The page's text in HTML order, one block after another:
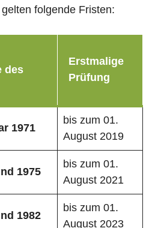
folgende Fristen:
des
Erstmalige
Prüfung
1971
bis zum 01.
August 2019
1975
bis zum 01.
August 2021
1982
bis zum 01.
August 2023